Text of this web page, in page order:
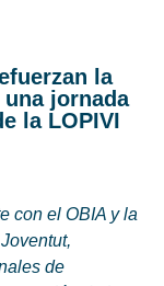
la
jornada
la LOPIVI
con el OBIA y la
de